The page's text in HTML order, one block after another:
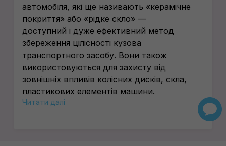
автомобіля, які ще називають «керамічне
покриття» або «рідке скло» —
доступний і дуже ефективний метод
збереження цілісності кузова
транспортного засобу. Вони також
використовуються для захисту від
зовнішніх впливів колісних дисків, скла,
пластикових елементів машини.
Склад кварцового захисту
Читати далі